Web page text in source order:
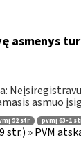
asmenys
asmuo
92 str pvmį 63-1
» PVM